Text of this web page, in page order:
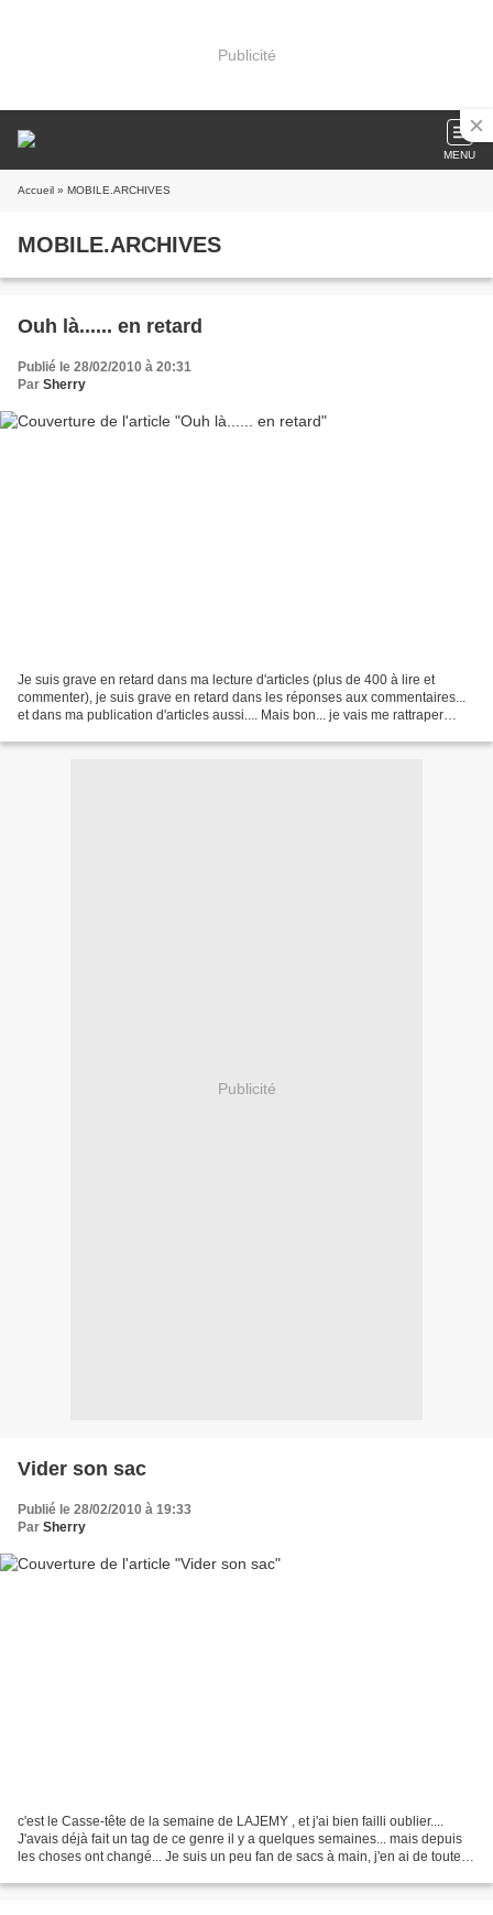
Publicité
MENU
Accueil » MOBILE.ARCHIVES
MOBILE.ARCHIVES
Ouh là...... en retard
Publié le 28/02/2010 à 20:31
Par Sherry
Je suis grave en retard dans ma lecture d'articles (plus de 400 à lire et
commenter), je suis grave en retard dans les réponses aux commentaires...
et dans ma publication d'articles aussi.... Mais bon... je vais me rattraper
Publicité
Vider son sac
Publié le 28/02/2010 à 19:33
Par Sherry
c'est le Casse-tête de la semaine de LAJEMY , et j'ai bien failli oublier....
J'avais déjà fait un tag de ce genre il y a quelques semaines... mais depuis
les choses ont changé... Je suis un peu fan de sacs à main, j'en ai de toutes